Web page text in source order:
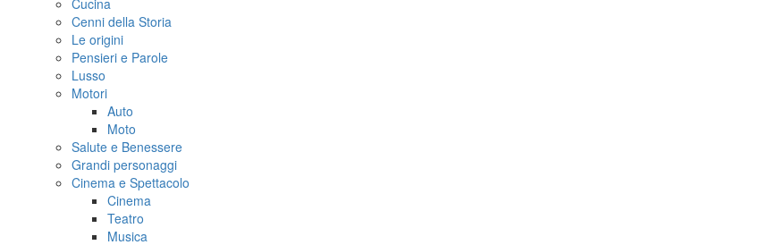
Cucina
Cenni della Storia
Le origini
Pensieri e Parole
Lusso
Motori
Auto
Moto
Salute e Benessere
Grandi personaggi
Cinema e Spettacolo
Cinema
Teatro
Musica